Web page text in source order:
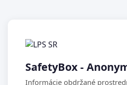
SafetyBox -
Informácie obdržané